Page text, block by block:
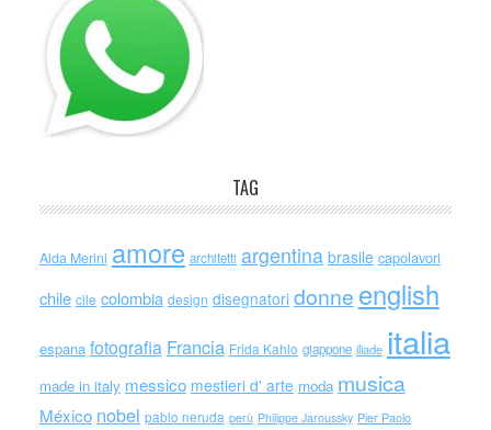
TAG
Alda Merini amore architetti argentina brasile capolavori
chile cile colombia design disegnatori donne english
espana fotografia Francia Frida Kahlo giappone iliade italia
made in italy messico mestieri d' arte moda musica
México nobel pablo neruda perù Philippe Jaroussky Pier Paolo